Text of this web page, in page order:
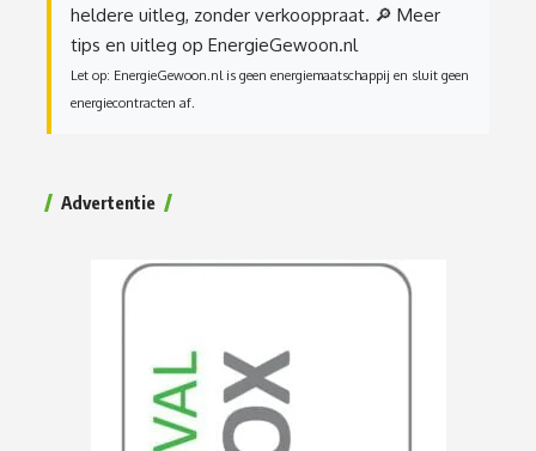
heldere uitleg, zonder verkooppraat. 🔎 Meer
tips en uitleg op EnergieGewoon.nl
Let op: EnergieGewoon.nl is geen energiemaatschappij en sluit geen
energiecontracten af.
Advertentie